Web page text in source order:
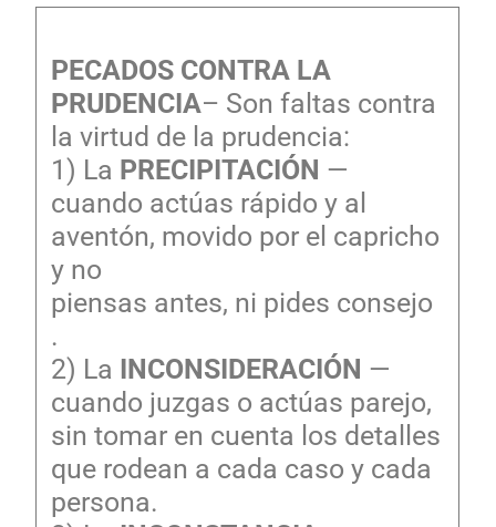
PECADOS CONTRA LA
PRUDENCIA– Son faltas contra
la virtud de la prudencia:
1) La PRECIPITACIÓN —
cuando actúas rápido y al
aventón, movido por el capricho
y no
piensas antes, ni pides consejo
.
2) La INCONSIDERACIÓN —
cuando juzgas o actúas parejo,
sin tomar en cuenta los detalles
que rodean a cada caso y cada
persona.